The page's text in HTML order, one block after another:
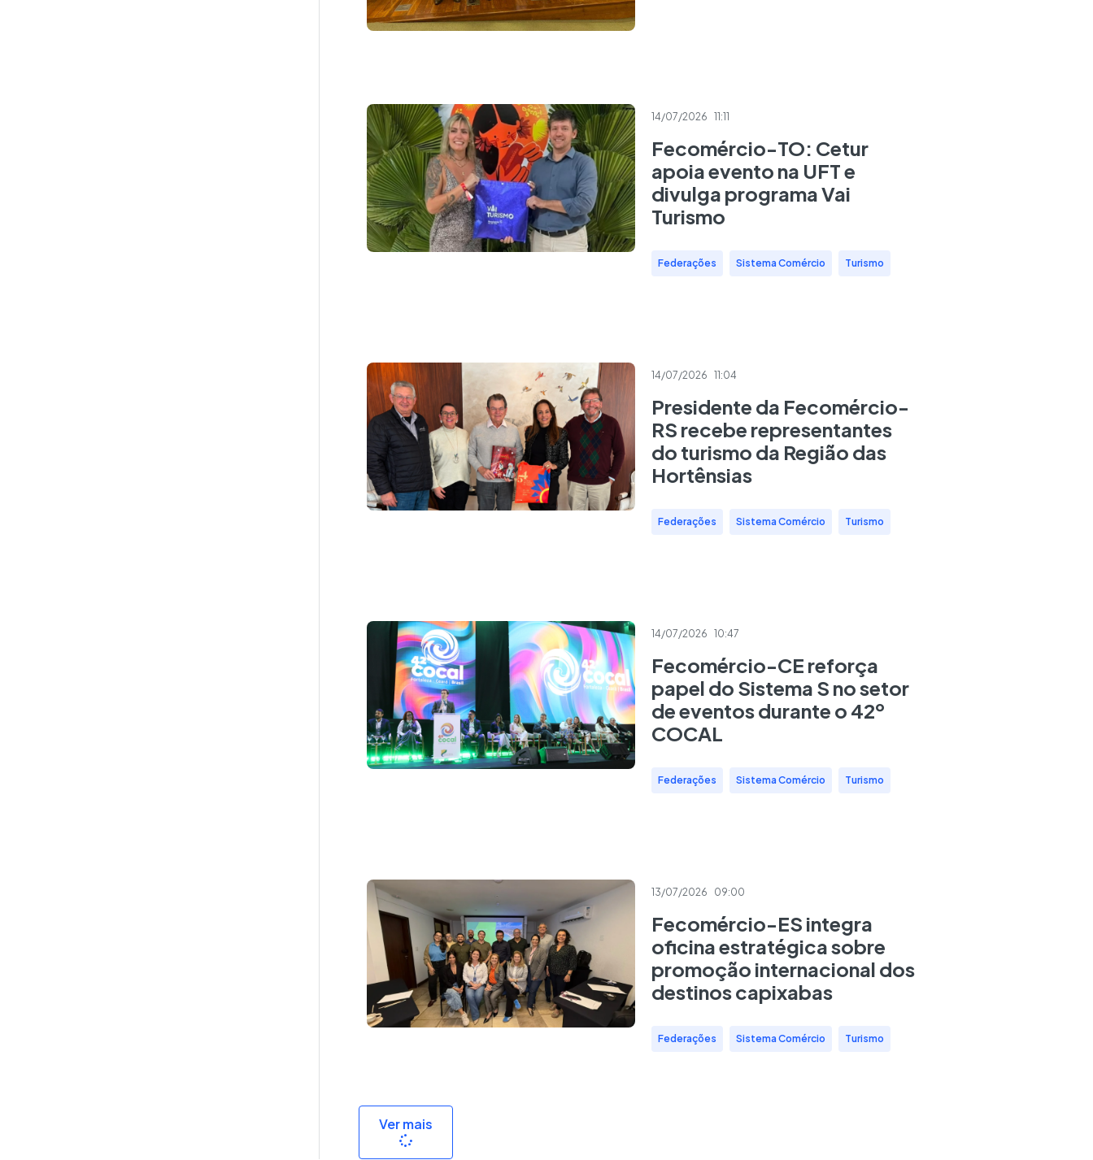
14/07/2026 11:11
Fecomércio-TO: Cetur
apoia evento na UFT e
divulga programa Vai
Turismo
Federações Sistema Comércio Turismo
14/07/2026 11:04
Presidente da Fecomércio-
RS recebe representantes
do turismo da Região das
Hortênsias
Federações Sistema Comércio Turismo
14/07/2026 10:47
Fecomércio-CE reforça
papel do Sistema S no setor
de eventos durante o 42º
COCAL
Federações Sistema Comércio Turismo
13/07/2026 09:00
Fecomércio-ES integra
oficina estratégica sobre
promoção internacional dos
destinos capixabas
Federações Sistema Comércio Turismo
Ver mais